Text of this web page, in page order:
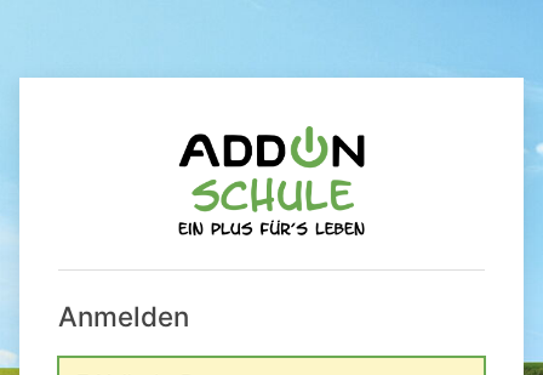
Anmelden